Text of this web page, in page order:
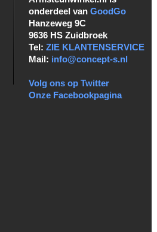
onderdeel van GoodGo
Hanzeweg 9C
9636 HS Zuidbroek
Tel: ZIE KLANTENSERVICE
Mail: info@concept-s.nl
Volg ons op Twitter
Onze Facebookpagina